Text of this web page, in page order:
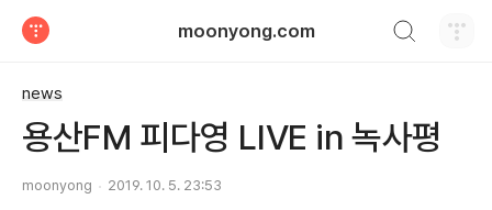
moonyong.com
news
용산FM 피다영 LIVE in 녹사평
moonyong 2019. 10. 5. 23:53